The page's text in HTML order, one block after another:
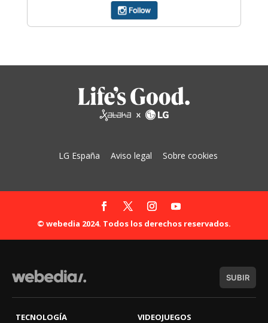
LG España Aviso legal Sobre cookies
© webedia 2024. Todos los derechos reservados.
SUBIR
TECNOLOGÍA
VIDEOJUEGOS